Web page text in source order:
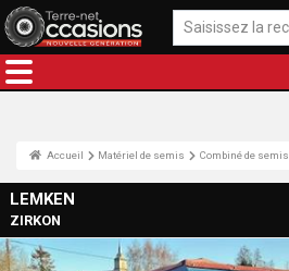
Accueil Matériel de semis Combiné de semis
LEMKEN
ZIRKON